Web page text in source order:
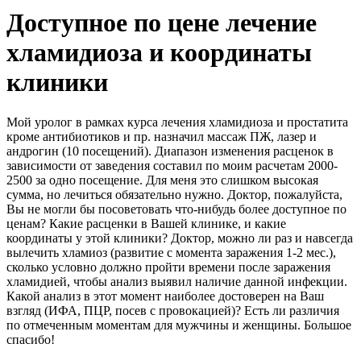
Доступное по цене лечение
хламидиоза и координаты
клиники
Мой уролог в рамках курса лечения хламидиоза и простатита
кроме антибиотиков и пр. назначил массаж ПЖ, лазер и
андрогин (10 посещений). Диапазон изменения расценок в
зависимости от заведения составил по моим расчетам 2000-
2500 за одно посещение. Для меня это слишком высокая
сумма, но лечиться обязательно нужно. Доктор, пожалуйста,
Вы не могли бы посоветовать что-нибудь более доступное по
ценам? Какие расценки в Вашей клинике, и какие
координаты у этой клиники? Доктор, можно ли раз и навсегда
вылечить хламиоз (развитие с момента заражения 1-2 мес.),
сколько условно должно пройти времени после заражения
хламидией, чтобы анализ выявил наличие данной инфекции.
Какой анализ в этот момент наиболее достоверен на Ваш
взгляд (ИФА, ПЦР, посев с провокацией)? Есть ли различия
по отмеченным моментам для мужчины и женщины. Большое
спасибо!